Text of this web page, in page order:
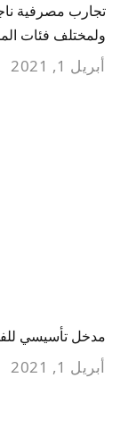
تجارب مصرفية
ولمختلف فئات
أبريل 1, 2021
مدخل تأسيسي
أبريل 1, 2021